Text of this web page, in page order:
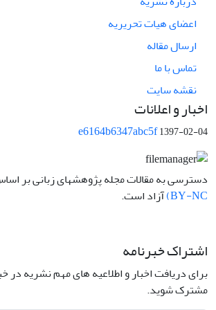
اعضای هیات تحریریه
ارسال مقاله
تماس با ما
نقشه سایت
اخبار و اعلانات
e6164b6347abc5f1397-02-04
دسترسی به مقالات مجله پژوهشهای زبانی بر
BY-NC) آزاد است.
اشتراک خبرنامه
برای دریافت اخبار و اطلاعیه های مهم نشریه در
مشترک شوید.